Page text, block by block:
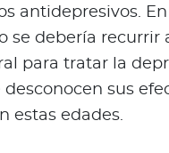
antidepresivos.
se debería recurrir
para tratar la
desconocen sus
estas edades.